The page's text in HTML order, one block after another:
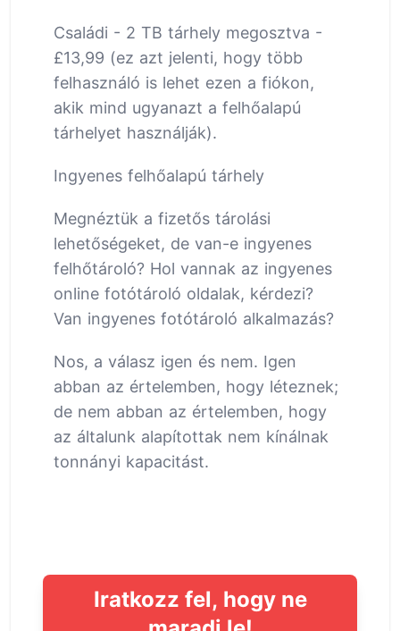
Családi - 2 TB tárhely megosztva -
£13,99 (ez azt jelenti, hogy több
felhasználó is lehet ezen a fiókon,
akik mind ugyanazt a felhőalapú
tárhelyet használják).
Ingyenes felhőalapú tárhely
Megnéztük a fizetős tárolási
lehetőségeket, de van-e ingyenes
felhőtároló? Hol vannak az ingyenes
online fotótároló oldalak, kérdezi?
Van ingyenes fotótároló alkalmazás?
Nos, a válasz igen és nem. Igen
abban az értelemben, hogy léteznek;
de nem abban az értelemben, hogy
az általunk alapítottak nem kínálnak
tonnányi kapacitást.
Iratkozz fel, hogy ne